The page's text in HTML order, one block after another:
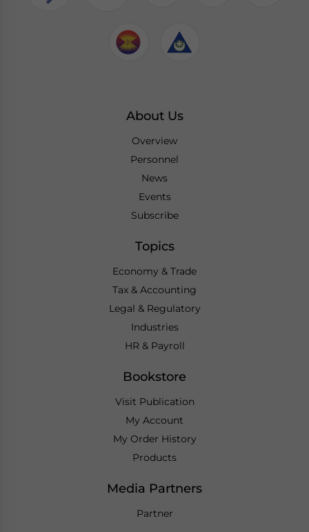
About Us
Overview
Personnel
News
Events
Subscribe
Topics
Economy & Trade
Tax & Accounting
Legal & Regulatory
Industries
HR & Payroll
Bookstore
Visit Publication
My Account
My Order History
Products
Media Partners
Partner